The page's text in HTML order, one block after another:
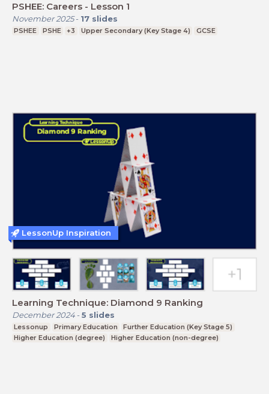
PSHEE: Careers - Lesson 1
November 2025- 17 slides
PSHEE PSHE +3 Upper Secondary (Key Stage 4) GCSE
Learning Technique: Diamond 9 Ranking
December 2024- 5 slides
Lessonup Primary Education
Further Education (Key Stage 5)
Higher Education (degree)
Higher Education (non-degree)
LessonUp Inspiration